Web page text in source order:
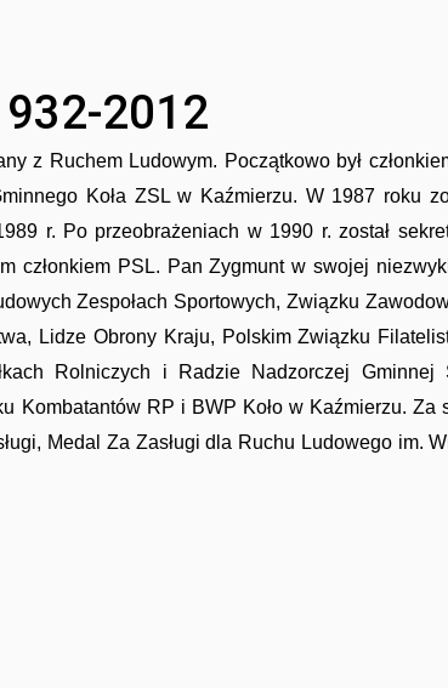
2012
z Ruchem Ludowym. Początkowo był
Koła ZSL w Kaźmierzu. W 1987 roku
r. Po przeobrażeniach w 1990 r. został
członkiem PSL. Pan Zygmunt w swojej
Zespołach Sportowych, Związku
Lidze Obrony Kraju, Polskim Związku
Rolniczych i Radzie Nadzorczej Gminnej
Kombatantów RP i BWP Koło w Kaźmierzu. Za
Medal Za Zasługi dla Ruchu Ludowego im.